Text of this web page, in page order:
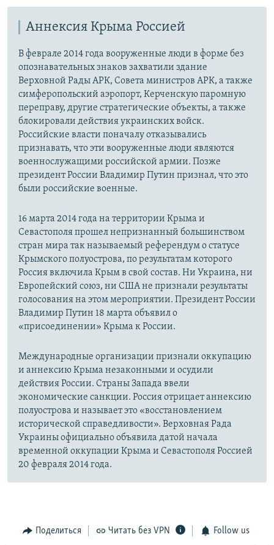
Аннексия Крыма Россией
В феврале 2014 года вооруженные люди в форме без
опознавательных знаков захватили здание
Верховной Рады АРК, Совета министров АРК, а также
симферопольский аэропорт, Керченскую паромную
переправу, другие стратегические объекты, а также
блокировали действия украинских войск.
Российские власти поначалу отказывались
признавать, что эти вооруженные люди являются
военнослужащими российской армии. Позже
президент России Владимир Путин признал, что это
были российские военные.
16 марта 2014 года на территории Крыма и
Севастополя прошел непризнанный большинством
стран мира так называемый референдум о статусе
Крымского полуострова, по результатам которого
Россия включила Крым в свой состав. Ни Украина, ни
Европейский союз, ни США не признали результаты
голосования на этом мероприятии. Президент России
Владимир Путин 18 марта объявил о
«присоединении» Крыма к России.
Международные организации признали оккупацию
и аннексию Крыма незаконными и осудили
действия России. Страны Запада ввели
экономические санкции. Россия отрицает аннексию
полуострова и называет это «восстановлением
исторической справедливости». Верховная Рада
Украины официально объявила датой начала
временной оккупации Крыма и Севастополя Россией
20 февраля 2014 года.
Поделиться Читать без VPN Follow us